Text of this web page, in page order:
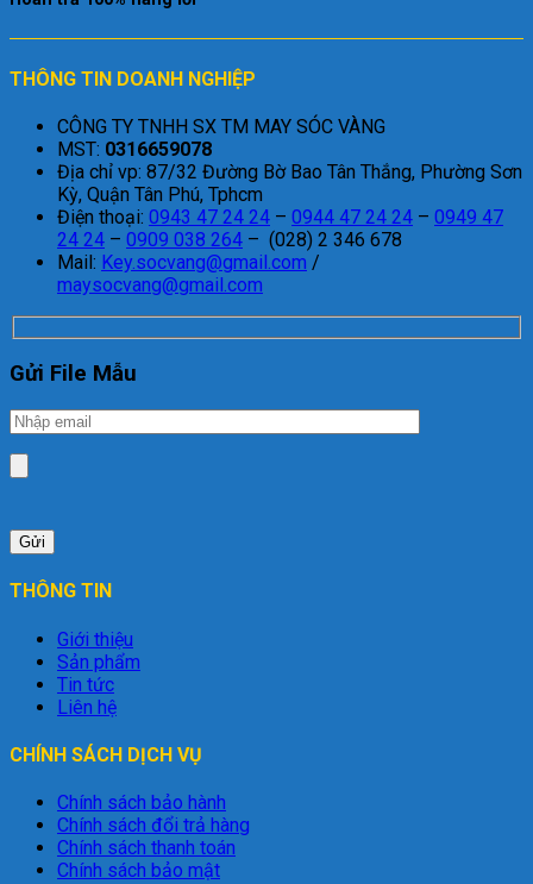
THÔNG TIN DOANH NGHIỆP
CÔNG TY TNHH SX TM MAY SÓC VÀNG
MST: 0316659078
Địa chỉ vp: 87/32 Đường Bờ Bao Tân Thắng, Phường Sơn
Kỳ, Quận Tân Phú, Tphcm
Điện thoại: 0943 47 24 24 – 0944 47 24 24 – 0949 47
24 24 – 0909 038 264 – (028) 2 346 678
Mail: Key.socvang@gmail.com /
maysocvang@gmail.com
Gửi File Mẫu
THÔNG TIN
Giới thiệu
Sản phẩm
Tin tức
Liên hệ
CHÍNH SÁCH DỊCH VỤ
Chính sách bảo hành
Chính sách đổi trả hàng
Chính sách thanh toán
Chính sách bảo mật